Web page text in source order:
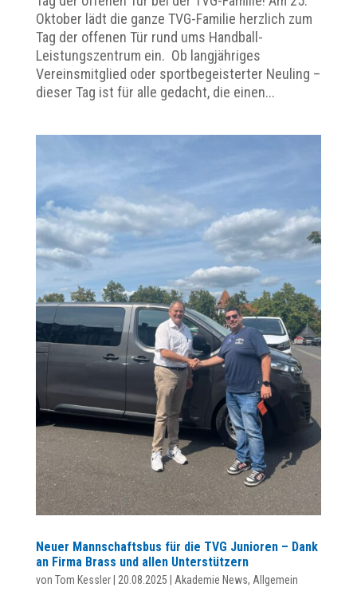
Oktober lädt die ganze TVG-Familie herzlich zum
Tag der offenen Tür rund ums Handball-
Leistungszentrum ein. Ob langjähriges
Vereinsmitglied oder sportbegeisterter Neuling –
dieser Tag ist für alle gedacht, die einen...
Neuer Mannschaftsbus für die TVG Junioren – Dank
an Firma Brass und allen Unterstützern
von Tom Kessler| 20.08.2025 Akademie News, Allgemein